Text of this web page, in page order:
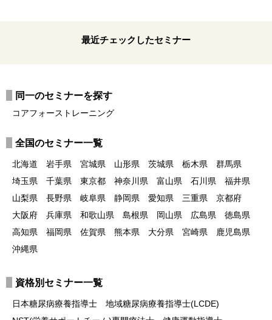
最近チェックしたセミナー
同一のセミナーを探す
コアフォーストレーニング
全国のセミナー一覧
北海道 岩手県 宮城県 山形県 茨城県 栃木県
群馬県
埼玉県
千葉県 東京都 神奈川県 富山県 石川県
福井県
山梨県
長野県 岐阜県 静岡県 愛知県 三重県
京都府
大阪府
兵庫県 和歌山県 島根県 岡山県 広島県
徳島県
高知県
福岡県 佐賀県 熊本県 大分県 宮崎県
鹿児島県
沖縄県
資格別セミナー一覧
日本糖尿病療養指導士
地域糖尿病療養指導士(LCDE)